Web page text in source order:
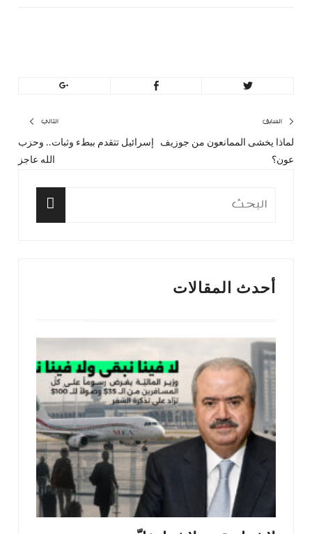
تصفّح
المقالات
السابق
المقال
لماذا يخشى الممانعون من جوزيف
عون؟
التالي
إسرائيل تتقدم ببطء وثبات.. وحزب
الله عاجز
البحث
أحدث المقالات